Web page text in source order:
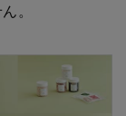
。